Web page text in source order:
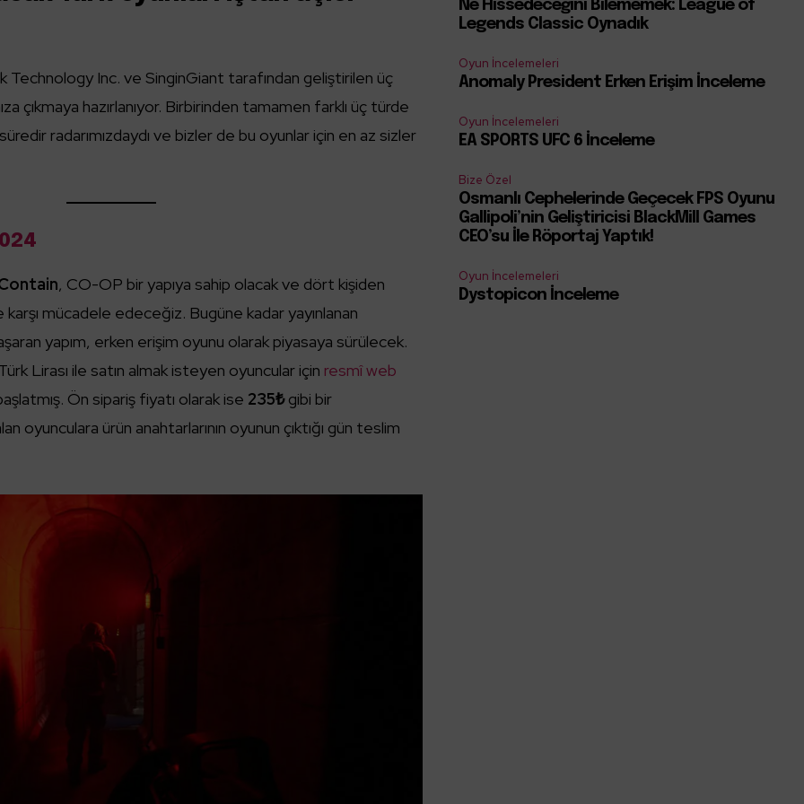
Inc. ve SinginGiant tarafından geliştirilen üç
çıkmaya hazırlanıyor. Birbirinden tamamen farklı üç türde
radarımızdaydı ve bizler de bu oyunlar için en az sizler
, CO-OP bir yapıya sahip olacak ve dört kişiden
mücadele edeceğiz. Bugüne kadar yayınlanan
yapım, erken erişim oyunu olarak piyasaya sürülecek.
Lirası ile satın almak isteyen oyuncular için resmî web
Ön sipariş fiyatı olarak ise 235₺gibi bir
oyunculara ürün anahtarlarının oyunun çıktığı gün teslim
Ne Hissedeceğini Bilememek: League of
Legends Classic Oynadık
Oyun İncelemeleri
Anomaly President Erken Erişim İnceleme
Oyun İncelemeleri
EA SPORTS UFC 6 İnceleme
Bize Özel
Osmanlı Cephelerinde Geçecek FPS Oyunu
Gallipoli’nin Geliştiricisi BlackMill Games
CEO’su İle Röportaj Yaptık!
Oyun İncelemeleri
Dystopicon İnceleme